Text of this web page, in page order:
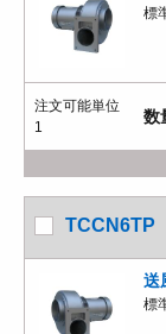
標
注文可能単位
1
数
TCCN6TP
送
標